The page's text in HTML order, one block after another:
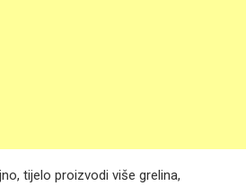
tijelo proizvodi više grelina,